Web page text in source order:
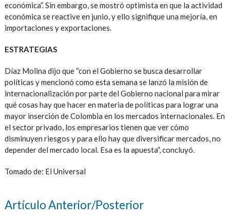
económica”. Sin embargo, se mostró optimista en que la actividad
económica se reactive en junio, y ello signifique una mejoría, en
importaciones y exportaciones.
ESTRATEGIAS
Díaz Molina dijo que “con el Gobierno se busca desarrollar
políticas y mencionó como esta semana se lanzó la misión de
internacionalización por parte del Gobierno nacional para mirar
qué cosas hay que hacer en materia de políticas para lograr una
mayor inserción de Colombia en los mercados internacionales. En
el sector privado, los empresarios tienen que ver cómo
disminuyen riesgos y para ello hay que diversificar mercados, no
depender del mercado local. Esa es la apuesta”, concluyó.
Tomado de: El Universal
Artículo Anterior/Posterior